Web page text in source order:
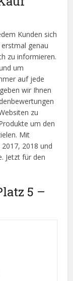
Kunden sich
genau
zu informieren.
um
auf jede
wir Ihnen
zu
um den
Mit
2018 und
Jetzt für den
5 –